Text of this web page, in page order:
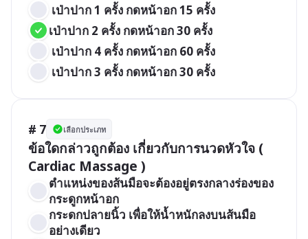
เป่าปาก 1 ครั้ง กดหน้าอก 15 ครั้ง
เป่าปาก 2 ครั้ง กดหน้าอก 30 ครั้ง
เป่าปาก 4 ครั้ง กดหน้าอก 60 ครั้ง
เป่าปาก 3 ครั้ง กดหน้าอก 30 ครั้ง
# 7 เลือกประเภท
ข้อใดกล่าวถูกต้อง เกี่ยวกับการนวดหัวใจ (
ตำแหน่งของส้นมือจะต้องอยู่ตรงกลางร่องของ
กระดูกหน้าอก
กระดกปลายนิ้ว เพื่อให้น้ำหนักลงบนส้นมือ
อย่างเดียว